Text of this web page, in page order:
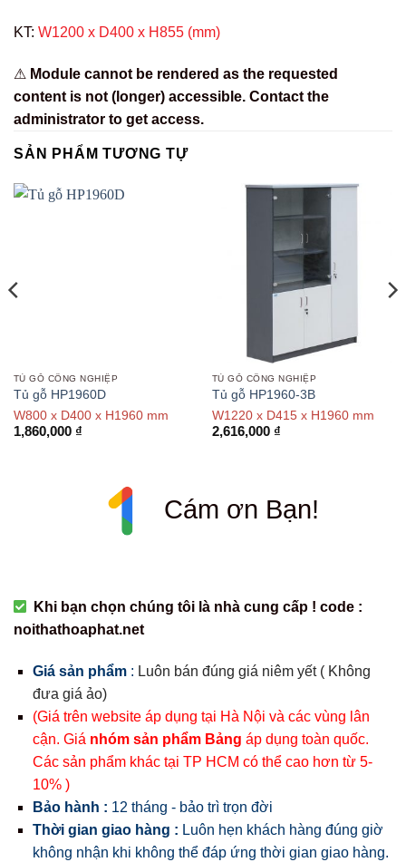
KT: W1200 x D400 x H855 (mm)
⚠ Module cannot be rendered as the requested
content is not (longer) accessible. Contact the
administrator to get access.
SẢN PHẨM TƯƠNG TỰ
TỦ GỖ CÔNG NGHIỆP
Tủ gỗ HP1960D
W800 x D400 x H1960 mm
1,860,000 ₫
TỦ GỖ CÔNG NGHIỆP
Tủ gỗ HP1960-3B
W1220 x D415 x H1960 mm
2,616,000 ₫
Cám ơn Bạn!
Khi bạn chọn chúng tôi là nhà cung cấp ! code :
noithathoaphat.net
Giá sản phẩm: Luôn bán đúng giá niêm yết ( Không
đưa giá ảo)
(Giá trên website áp dụng tại Hà Nội và các vùng lân
cận. Giá nhóm sản phẩm Bảng áp dụng toàn quốc.
Các sản phẩm khác tại TP HCM có thể cao hơn từ 5-
10% )
Bảo hành : 12 tháng - bảo trì trọn đời
Thời gian giao hàng : Luôn hẹn khách hàng đúng giờ
không nhận khi không thể đáp ứng thời gian giao hàng.